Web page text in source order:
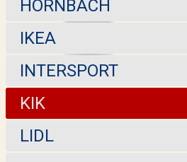
HORNBACH
IKEA
INTERSPORT
KIK
LIDL